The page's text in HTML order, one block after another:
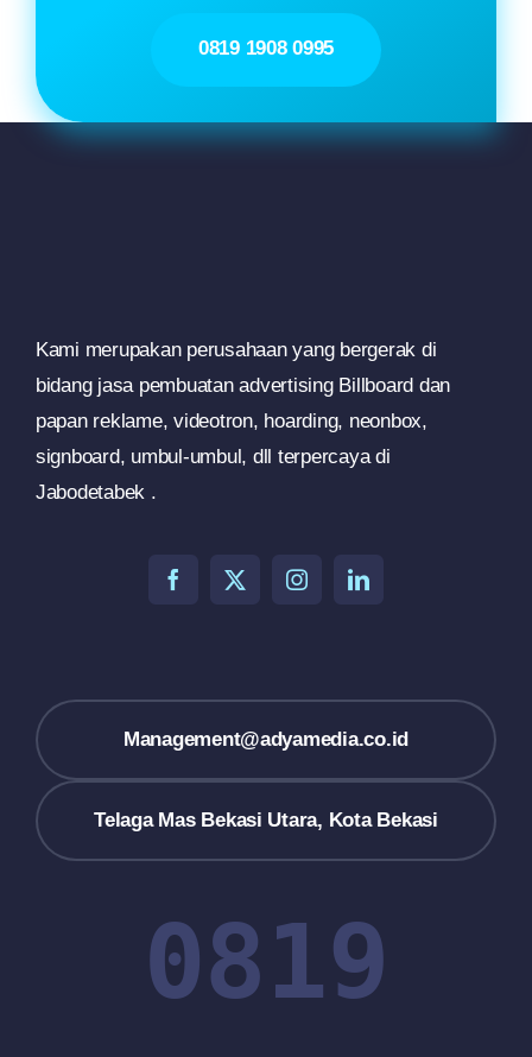
0819 1908 0995
Kami merupakan perusahaan yang bergerak di
bidang jasa pembuatan advertising Billboard dan
papan reklame, videotron, hoarding, neonbox,
signboard, umbul-umbul, dll terpercaya di
Jabodetabek .
Management@adyamedia.co.id
Telaga Mas Bekasi Utara, Kota Bekasi
0819